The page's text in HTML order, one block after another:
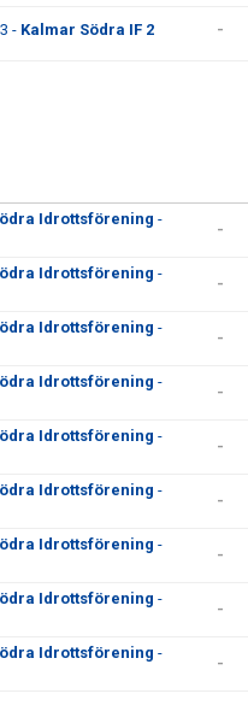
- Kalmar Södra IF 2 -
Idrottsförening -
-
Idrottsförening -
-
Idrottsförening -
-
Idrottsförening -
-
Idrottsförening -
-
Idrottsförening -
-
Idrottsförening -
-
Idrottsförening -
-
Idrottsförening -
-